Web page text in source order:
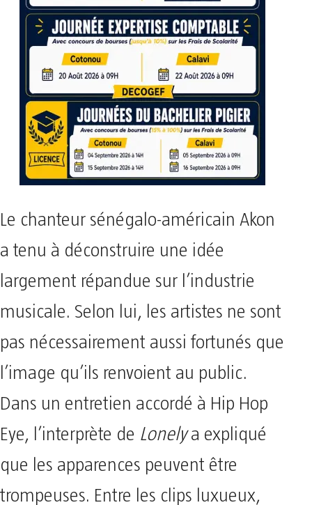
Le chanteur sénégalo-américain Akon
a tenu à déconstruire une idée
largement répandue sur l’industrie
musicale. Selon lui, les artistes ne sont
pas nécessairement aussi fortunés que
l’image qu’ils renvoient au public.
Dans un entretien accordé à Hip Hop
Eye, l’interprète de Lonelya expliqué
que les apparences peuvent être
trompeuses. Entre les clips luxueux,